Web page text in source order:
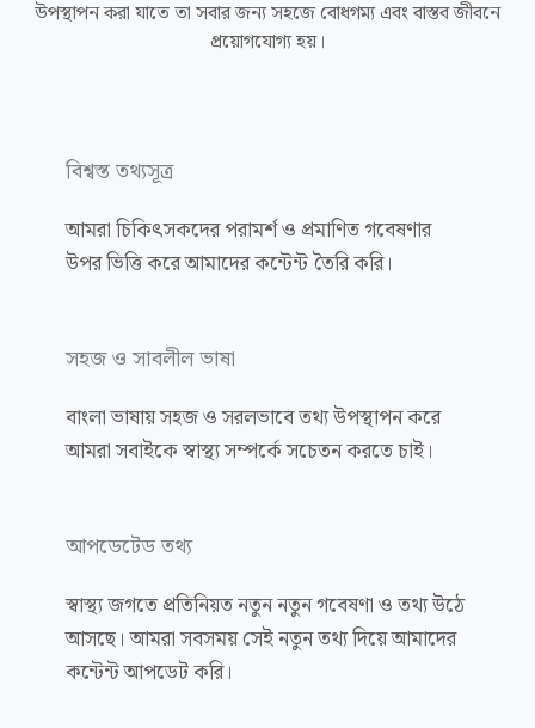
উপস্থাপন করা যাতে তা সবার জন্য সহজে বোধগম্য এবং বাস্তব জীবনে
প্রয়োগযোগ্য হয়।
বিশ্বস্ত তথ্যসূত্র
আমরা চিকিৎসকদের পরামর্শ ও প্রমাণিত গবেষণার
উপর ভিত্তি করে আমাদের কন্টেন্ট তৈরি করি।
সহজ ও সাবলীল ভাষা
বাংলা ভাষায় সহজ ও সরলভাবে তথ্য উপস্থাপন করে
আমরা সবাইকে স্বাস্থ্য সম্পর্কে সচেতন করতে চাই।
আপডেটেড তথ্য
স্বাস্থ্য জগতে প্রতিনিয়ত নতুন নতুন গবেষণা ও তথ্য উঠে
আসছে। আমরা সবসময় সেই নতুন তথ্য দিয়ে আমাদের
কন্টেন্ট আপডেট করি।